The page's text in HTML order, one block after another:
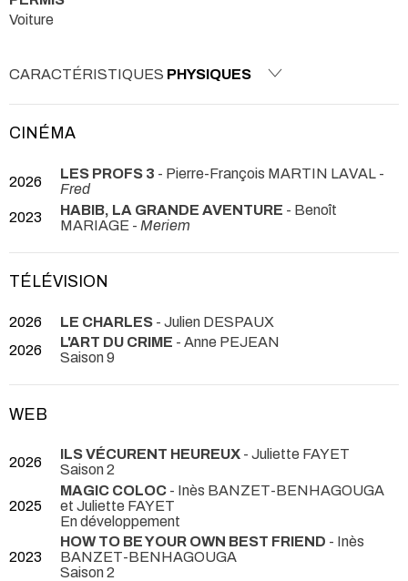
Voiture
CARACTÉRISTIQUES PHYSIQUES
CINÉMA
2026 LES PROFS 3 - Pierre-François MARTIN LAVAL -
Fred
2023
HABIB, LA GRANDE AVENTURE - Benoît
MARIAGE - Meriem
TÉLÉVISION
2026 LE CHARLES - Julien DESPAUX
2026
L'ART DU CRIME - Anne PEJEAN
Saison 9
WEB
2026 ILS VÉCURENT HEUREUX - Juliette FAYET
Saison 2
2025
MAGIC COLOC - Inès BANZET-BENHAGOUGA
et Juliette FAYET
En développement
2023
HOW TO BE YOUR OWN BEST FRIEND - Inès
BANZET-BENHAGOUGA
Saison 2